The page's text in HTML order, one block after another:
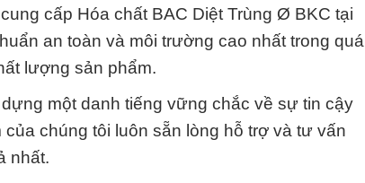
cấp Hóa chất BAC Diệt Trùng Ø BKC tại
an toàn và môi trường cao nhất trong quá
lượng sản phẩm.
một danh tiếng vững chắc về sự tin cậy
chúng tôi luôn sẵn lòng hỗ trợ và tư vấn
nhất.